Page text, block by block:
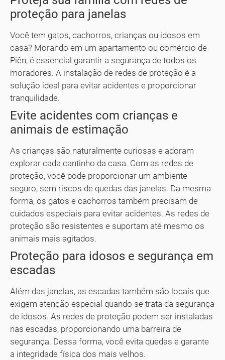
proteção para janelas
Você tem gatos, cachorros, crianças ou idosos em
casa? Morando em um apartamento ou comércio de
Piên, é essencial garantir a segurança de todos os
moradores. A instalação de redes de proteção é a
solução ideal para evitar acidentes e proporcionar
tranquilidade.
Evite acidentes com crianças e
animais de estimação
As crianças são naturalmente curiosas e adoram
explorar cada cantinho da casa. Com as redes de
proteção, você pode proporcionar um ambiente
seguro, sem riscos de quedas das janelas. Da mesma
forma, os gatos e cachorros também precisam de
cuidados especiais para evitar acidentes. As redes de
proteção são resistentes e suportam até mesmo os
animais mais agitados.
Proteção para idosos e segurança em
escadas
Além das janelas, as escadas também são locais que
exigem atenção especial quando se trata da segurança
de idosos. As redes de proteção podem ser instaladas
nas escadas, proporcionando uma barreira de
segurança. Dessa forma, você evita quedas e garante
a integridade física dos mais velhos.